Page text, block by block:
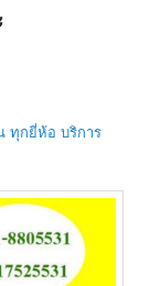
ทุกยี่ห้อ บริการ